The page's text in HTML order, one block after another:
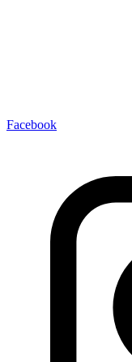
Facebook